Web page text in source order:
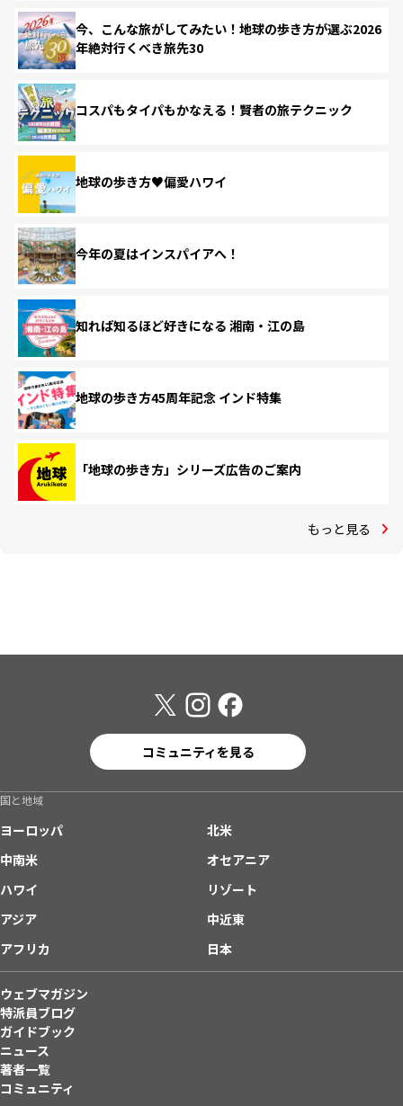
今、こんな旅がしてみたい！地球の歩き方が選ぶ2026
年絶対行くべき旅先30
コスパもタイパもかなえる！賢者の旅テクニック
地球の歩き方♥偏愛ハワイ
今年の夏はインスパイアへ！
知れば知るほど好きになる 湘南・江の島
地球の歩き方45周年記念 インド特集
「地球の歩き方」シリーズ広告のご案内
もっと見る
コミュニティを見る
国と地域
ヨーロッパ
北米
中南米
オセアニア
ハワイ
リゾート
アジア
中近東
アフリカ
日本
ウェブマガジン
特派員ブログ
ガイドブック
ニュース
著者一覧
コミュニティ